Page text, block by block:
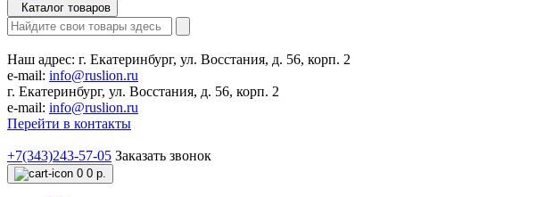
Каталог товаров
Наш адрес: г. Екатеринбург, ул. Восстания, д. 56, корп. 2
e-mail: info@ruslion.ru
г. Екатеринбург, ул. Восстания, д. 56, корп. 2
e-mail: info@ruslion.ru
Перейти в контакты
+7(343)243-57-05 Заказать звонок
0 0 р.